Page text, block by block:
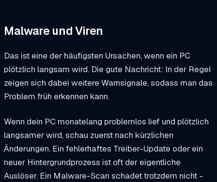
Malware und Viren
Das ist eine der häufigsten Ursachen, wenn ein PC
plötzlich langsam wird. Die gute Nachricht: In der Regel
zeigen sich dabei weitere Warnsignale, sodass man das
Problem früh erkennen kann.
Wenn dein PC monatelang problemlos lief und plötzlich
langsamer wird, schau zuerst nach kürzlichen
Änderungen. Ein fehlerhaftes Treiber-Update oder ein
neuer Hintergrundprozess ist oft der eigentliche
Auslöser. Ein Malware-Scan schadet trotzdem nicht -